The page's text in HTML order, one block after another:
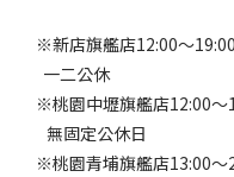
※新店旗艦店12:00～19:00
一二公休
※桃園中壢旗艦店12:00～
無固定公休日
※桃園青埔旗艦店13:00～